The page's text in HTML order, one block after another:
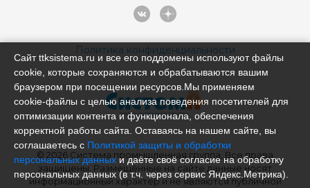
Политика конфиденциальности
© 2026 Система промышленная группа, Все права
защищены. Размещённые на сайте данные носят
информационный характер и не являются публичной
Сайт ttksistema.ru и все его поддомены используют файлы
cookie, которые сохраняются и обрабатываются вашим
браузером при посещении ресурсов.Мы применяем
cookie‑файлы с целью анализа поведения посетителей для
оптимизации контента и функционала, обеспечения
корректной работы сайта. Оставаясь на нашем сайте, вы
соглашаетесь с Политикой защиты и обработки
персональных данныхи даёте своё согласие на обработку
персональных данных (в т.ч. через сервис Яндекс.Метрика).